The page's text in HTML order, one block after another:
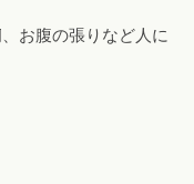
お腹の張りなど人に